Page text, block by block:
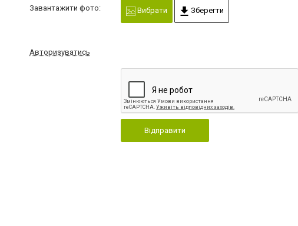
Завантажити фото: Вибрати Зберегти
Авторизуватись
Відправити